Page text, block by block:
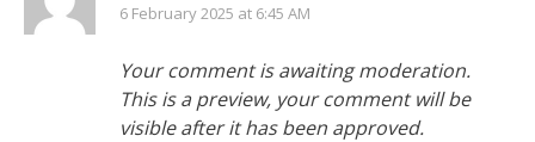
6 February 2025 at 6:45 AM
Your comment is awaiting moderation.
This is a preview, your comment will be
visible after it has been approved.